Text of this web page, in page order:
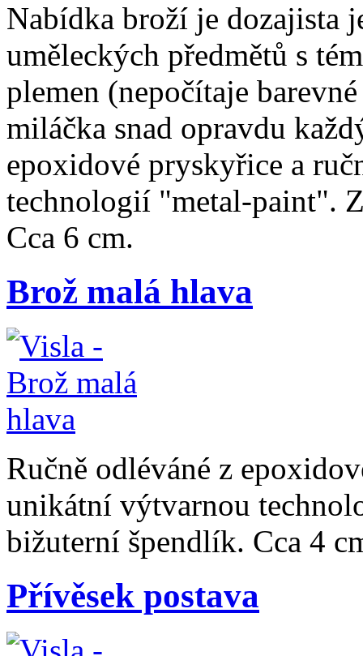
Nabídka broží je dozajista
uměleckých předmětů s
plemen (nepočítaje
miláčka snad opravdu
epoxidové pryskyřice a
technologií "metal-paint".
Cca 6 cm.
Brož malá hlava
Ručně odléváné z
unikátní výtvarnou
bižuterní špendlík. Cca 4
Přívěsek postava